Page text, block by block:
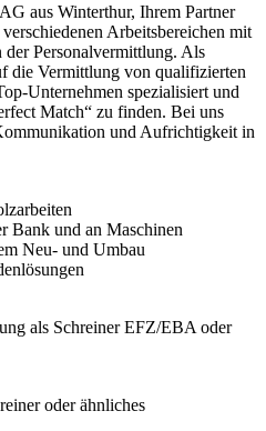
aus Winterthur, Ihrem Partner
Arbeitsbereichen mit
der Personalvermittlung. Als
die Vermittlung von qualifizierten
Unternehmen spezialisiert und
Match“ zu finden. Bei uns
und Aufrichtigkeit in
Bank und an Maschinen
Neu- und Umbau
als Schreiner EFZ/EBA oder
oder ähnliches